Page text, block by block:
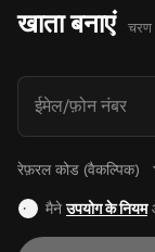
खाता बनाएं
ईमेल/फ़ोन नंबर
रेफ़रल कोड (वैकल्पिक)
मैनेउपयोग के नियम